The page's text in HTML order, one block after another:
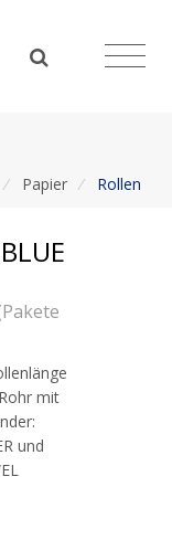
/ Papier / Rollen
mit
und